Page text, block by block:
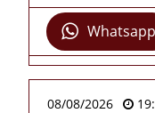
Whatsapp
08/08/2026